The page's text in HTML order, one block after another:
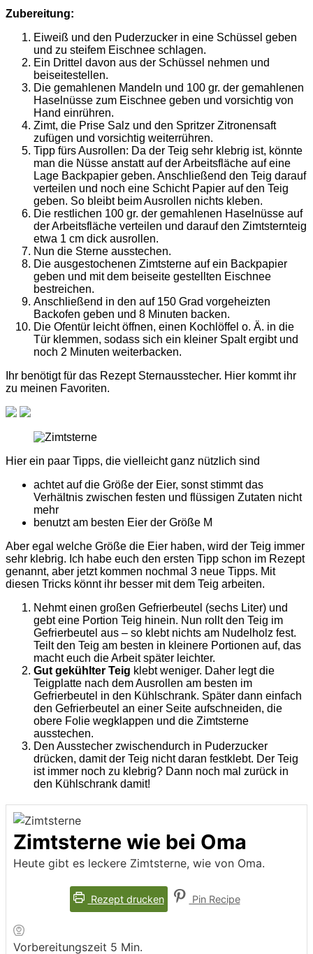
Zubereitung:
Eiweiß und den Puderzucker in eine Schüssel geben
und zu steifem Eischnee schlagen.
Ein Drittel davon aus der Schüssel nehmen und
beiseitestellen.
Die gemahlenen Mandeln und 100 gr. der gemahlenen
Haselnüsse zum Eischnee geben und vorsichtig von
Hand einrühren.
Zimt, die Prise Salz und den Spritzer Zitronensaft
zufügen und vorsichtig weiterrühren.
Tipp fürs Ausrollen: Da der Teig sehr klebrig ist, könnte
man die Nüsse anstatt auf der Arbeitsfläche auf eine
Lage Backpapier geben. Anschließend den Teig darauf
verteilen und noch eine Schicht Papier auf den Teig
geben. So bleibt beim Ausrollen nichts kleben.
Die restlichen 100 gr. der gemahlenen Haselnüsse auf
der Arbeitsfläche verteilen und darauf den Zimtsternteig
etwa 1 cm dick ausrollen.
Nun die Sterne ausstechen.
Die ausgestochenen Zimtsterne auf ein Backpapier
geben und mit dem beiseite gestellten Eischnee
bestreichen.
Anschließend in den auf 150 Grad vorgeheizten
Backofen geben und 8 Minuten backen.
Die Ofentür leicht öffnen, einen Kochlöffel o. Ä. in die
Tür klemmen, sodass sich ein kleiner Spalt ergibt und
noch 2 Minuten weiterbacken.
Ihr benötigt für das Rezept Sternausstecher. Hier kommt ihr
zu meinen Favoriten.
Hier ein paar Tipps, die vielleicht ganz nützlich sind
achtet auf die Größe der Eier, sonst stimmt das
Verhältnis zwischen festen und flüssigen Zutaten nicht
mehr
benutzt am besten Eier der Größe M
Aber egal welche Größe die Eier haben, wird der Teig immer
sehr klebrig. Ich habe euch den ersten Tipp schon im Rezept
genannt, aber jetzt kommen nochmal 3 neue Tipps. Mit
diesen Tricks könnt ihr besser mit dem Teig arbeiten.
Nehmt einen großen Gefrierbeutel (sechs Liter) und
gebt eine Portion Teig hinein. Nun rollt den Teig im
Gefrierbeutel aus – so klebt nichts am Nudelholz fest.
Teilt den Teig am besten in kleinere Portionen auf, das
macht euch die Arbeit später leichter.
Gut gekühlter Teig klebt weniger. Daher legt die
Teigplatte nach dem Ausrollen am besten im
Gefrierbeutel in den Kühlschrank. Später dann einfach
den Gefrierbeutel an einer Seite aufschneiden, die
obere Folie wegklappen und die Zimtsterne
ausstechen.
Den Ausstecher zwischendurch in Puderzucker
drücken, damit der Teig nicht daran festklebt. Der Teig
ist immer noch zu klebrig? Dann noch mal zurück in
den Kühlschrank damit!
Zimtsterne wie bei Oma
Heute gibt es leckere Zimtsterne, wie von Oma.
Rezept drucken Pin Recipe
Vorbereitungszeit 5 Minuten
Min.